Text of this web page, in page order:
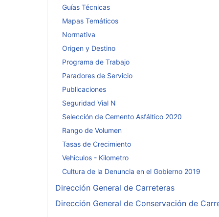
Guías Técnicas
Mapas Temáticos
Normativa
Origen y Destino
Programa de Trabajo
Paradores de Servicio
Publicaciones
Seguridad Vial N
Selección de Cemento Asfáltico 2020
Rango de Volumen
Tasas de Crecimiento
Vehiculos - Kilometro
Cultura de la Denuncia en el Gobierno 2019
Dirección General de Carreteras
Dirección General de Conservación de